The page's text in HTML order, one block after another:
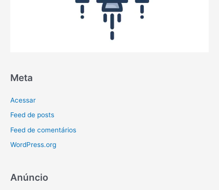
Meta
Acessar
Feed de posts
Feed de comentários
WordPress.org
Anúncio